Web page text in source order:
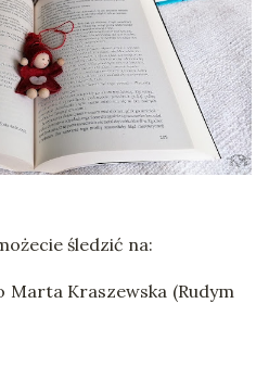
śledzić na:
Kraszewska (Rudym